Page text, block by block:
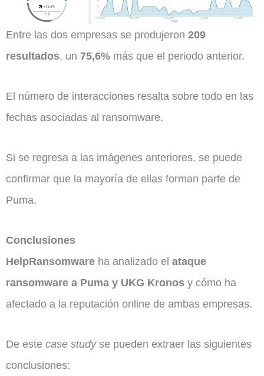
Entre las dos empresas se produjeron 209
resultados, un 75,6% más que el periodo anterior.
El número de interacciones resalta sobre todo en las
fechas asociadas al ransomware.
Si se regresa a las imágenes anteriores, se puede
confirmar que la mayoría de ellas forman parte de
Puma.
Conclusiones
HelpRansomware ha analizado el ataque
ransomware a Puma y UKG Kronos y cómo ha
afectado a la reputación online de ambas empresas.
De este case studyse pueden extraer las siguientes
conclusiones: